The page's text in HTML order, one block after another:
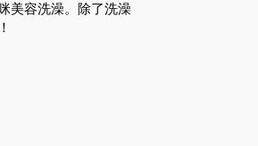
美容洗澡。除了洗澡